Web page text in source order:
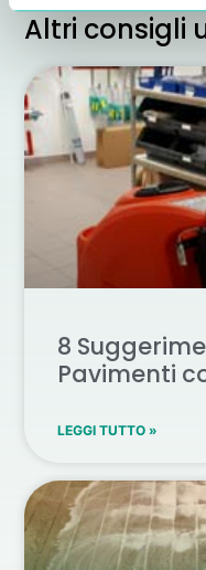
Altri consigli
8
Pavimenti
LEGGI TUTTO »